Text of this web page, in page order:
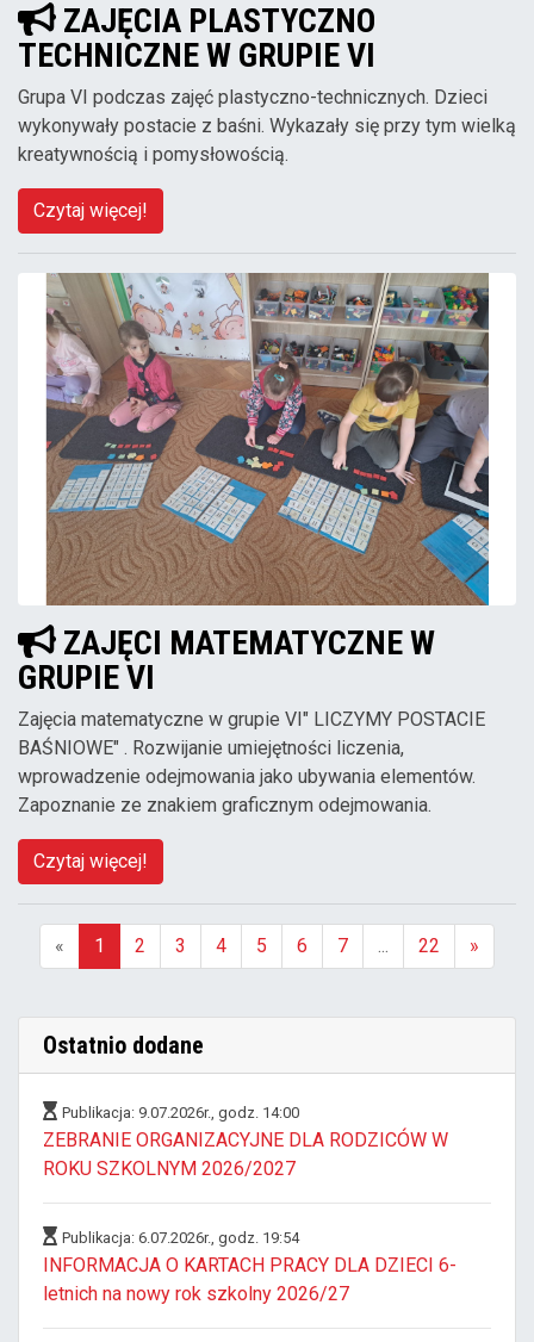
ZAJĘCIA PLASTYCZNO
TECHNICZNE W GRUPIE VI
Grupa VI podczas zajęć plastyczno-technicznych. Dzieci
wykonywały postacie z baśni. Wykazały się przy tym wielką
kreatywnością i pomysłowością.
Czytaj więcej!
ZAJĘCI MATEMATYCZNE W
GRUPIE VI
Zajęcia matematyczne w grupie VI" LICZYMY POSTACIE
BAŚNIOWE" . Rozwijanie umiejętności liczenia,
wprowadzenie odejmowania jako ubywania elementów.
Zapoznanie ze znakiem graficznym odejmowania.
Czytaj więcej!
«
1
2 3 4 5 6 7 ... 22 »
Ostatnio dodane
Publikacja: 9.07.2026r., godz. 14:00
ZEBRANIE ORGANIZACYJNE DLA RODZICÓW W
ROKU SZKOLNYM 2026/2027
Publikacja: 6.07.2026r., godz. 19:54
INFORMACJA O KARTACH PRACY DLA DZIECI 6-
letnich na nowy rok szkolny 2026/27